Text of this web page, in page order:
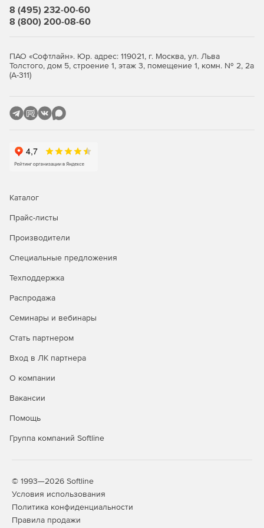
фотореалистичных презентаций/рисунков.
Преобразование изображения в файлы DWG/DXF – из
Библиотека блоков из более 5000 символов (вы
инструменты, функции и команды.
редактирования и создания проектных 2D чертежей,
также позволяет открывать и просматривать 3D
Простой и интуитивно понятный интерфейс, легко
Экономичная стоимость.
Преобразование PDF в файлы DWG/DXF из
программного обеспечения.
8 (495) 232-00-60
8 (800) 200-08-60
ПАО «Софтлайн». Юр. адрес: 119021, г. Москва, ул. Льва
Толстого, дом 5, строение 1, этаж 3, помещение 1, комн. № 2, 2а
(А-311)
Каталог
Прайс-листы
Производители
Специальные предложения
Техподдержка
Распродажа
Семинары и вебинары
Стать партнером
Вход в ЛК партнера
О компании
Вакансии
Помощь
Группа компаний Softline
© 1993—2026 Softline
Условия использования
Политика конфиденциальности
Правила продажи